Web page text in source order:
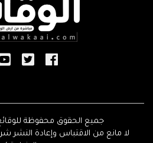
جميع الحقوق محفوظة للوقائع
لا مانع من الاقتباس وإعادة النشر